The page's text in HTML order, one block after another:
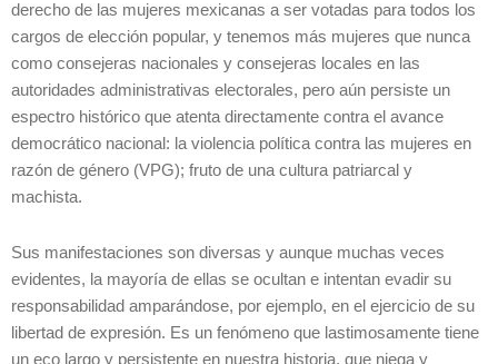
derecho de las mujeres mexicanas a ser votadas para todos los
cargos de elección popular, y tenemos más mujeres que nunca
como consejeras nacionales y consejeras locales en las
autoridades administrativas electorales, pero aún persiste un
espectro histórico que atenta directamente contra el avance
democrático nacional: la violencia política contra las mujeres en
razón de género (VPG); fruto de una cultura patriarcal y
machista.
Sus manifestaciones son diversas y aunque muchas veces
evidentes, la mayoría de ellas se ocultan e intentan evadir su
responsabilidad amparándose, por ejemplo, en el ejercicio de su
libertad de expresión. Es un fenómeno que lastimosamente tiene
un eco largo y persistente en nuestra historia, que niega y